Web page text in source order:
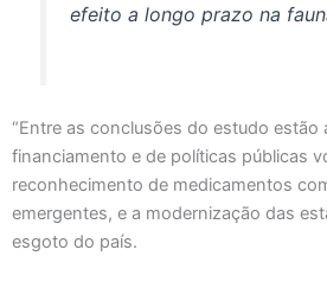
efeito a longo prazo na
“Entre as conclusões do estudo estão
financiamento e de políticas públicas
reconhecimento de medicamentos
emergentes, e a modernização das
esgoto do país.